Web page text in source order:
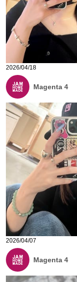
2026/04/18
Magenta 4
2026/04/07
Magenta 4